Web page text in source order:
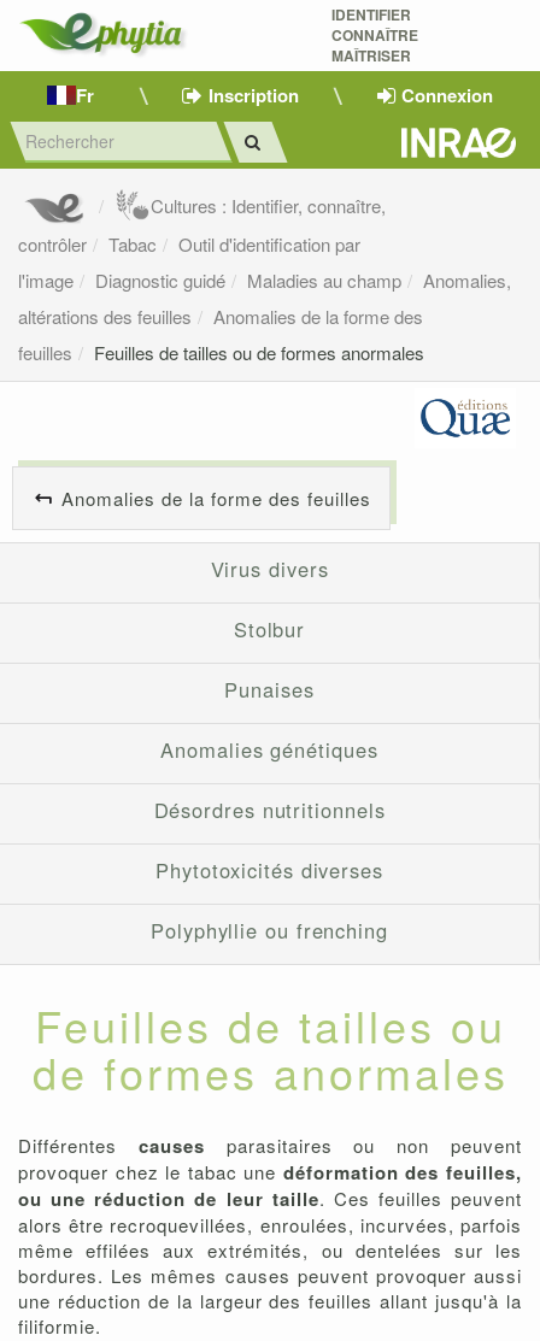
IDENTIFIER
CONNAÎTRE
MAÎTRISER
Fr Inscription Connexion
Cultures : Identifier, connaître,
contrôler
Tabac
Outil d'identification par
l'image
Diagnostic guidé Maladies au champ
Anomalies,
altérations des feuilles
Anomalies de la forme des
feuilles
Feuilles de tailles ou de formes anormales
Anomalies de la forme des feuilles
Virus divers
Stolbur
Punaises
Anomalies génétiques
Désordres nutritionnels
Phytotoxicités diverses
Polyphyllie ou frenching
Feuilles de tailles ou
de formes anormales
Différentes causes parasitaires ou non peuvent
provoquer chez le tabac une déformation des feuilles,
ou une réduction de leur taille. Ces feuilles peuvent
alors être recroquevillées, enroulées, incurvées, parfois
même effilées aux extrémités, ou dentelées sur les
bordures. Les mêmes causes peuvent provoquer aussi
une réduction de la largeur des feuilles allant jusqu'à la
filiformie.